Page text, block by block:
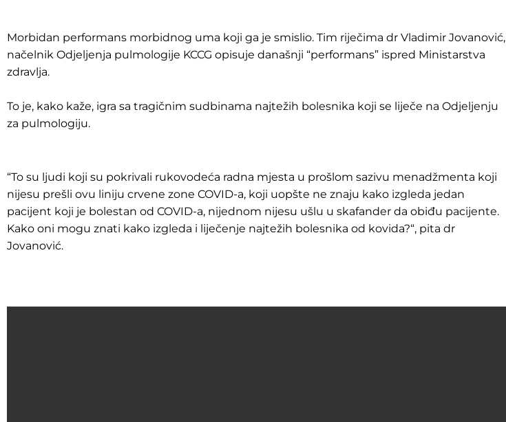
Morbidan performans morbidnog uma koji ga je smislio. Tim riječima dr Vladimir Jovanović,
načelnik Odjeljenja pulmologije KCCG opisuje današnji “performans” ispred Ministarstva
zdravlja.
To je, kako kaže, igra sa tragičnim sudbinama najtežih bolesnika koji se liječe na Odjeljenju
za pulmologiju.
“To su ljudi koji su pokrivali rukovodeća radna mjesta u prošlom sazivu menadžmenta koji
nijesu prešli ovu liniju crvene zone COVID-a, koji uopšte ne znaju kako izgleda jedan
pacijent koji je bolestan od COVID-a, nijednom nijesu ušlu u skafander da obiđu pacijente.
Kako oni mogu znati kako izgleda i liječenje najtežih bolesnika od kovida?“, pita dr
Jovanović.